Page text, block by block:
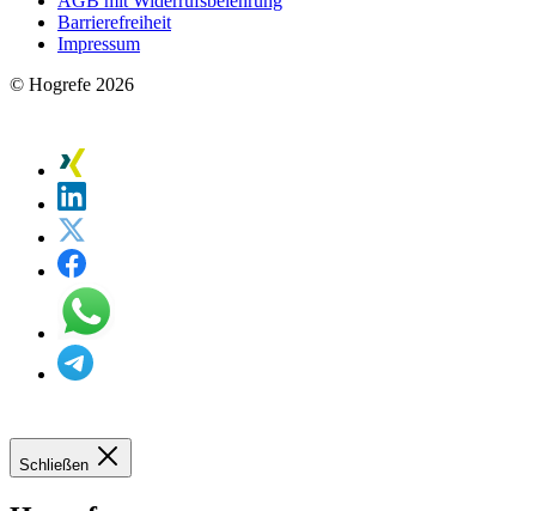
Barrierefreiheit
Impressum
© Hogrefe 2026
Schließen